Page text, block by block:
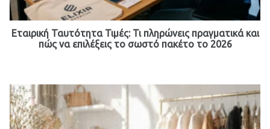
Εταιρική Ταυτότητα Τιμές: Τι πληρώνεις πραγματικά και
πώς να επιλέξεις το σωστό πακέτο το 2026